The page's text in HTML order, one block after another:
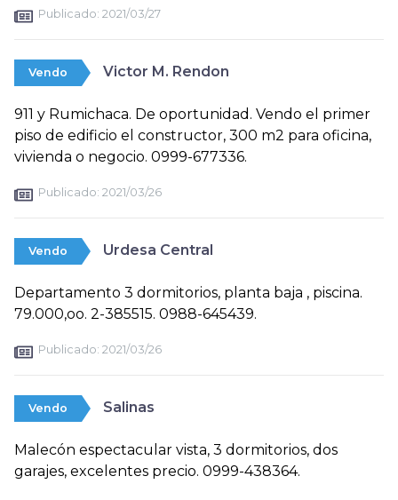
Publicado: 2021/03/27
Vendo Victor M. Rendon
911 y Rumichaca. De oportunidad. Vendo el primer
piso de edificio el constructor, 300 m2 para oficina,
vivienda o negocio. 0999-677336.
Publicado: 2021/03/26
Vendo Urdesa Central
Departamento 3 dormitorios, planta baja , piscina.
79.000,oo. 2-385515. 0988-645439.
Publicado: 2021/03/26
Vendo Salinas
Malecón espectacular vista, 3 dormitorios, dos
garajes, excelentes precio. 0999-438364.